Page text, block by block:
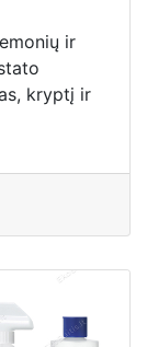
ir
kryptį ir